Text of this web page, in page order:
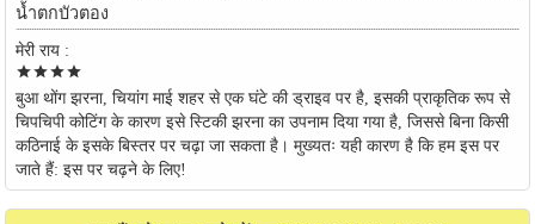
น้ำตกบัวตอง
मेरी राय :
starstarstarstar
बुआ थोंग झरना, चियांग माई शहर से एक घंटे की ड्राइव पर है, इसकी प्राकृतिक रूप से
चिपचिपी कोटिंग के कारण इसे स्टिकी झरना का उपनाम दिया गया है, जिससे बिना किसी
कठिनाई के इसके बिस्तर पर चढ़ा जा सकता है। मुख्यतः यही कारण है कि हम इस पर
जाते हैं: इस पर चढ़ने के लिए!